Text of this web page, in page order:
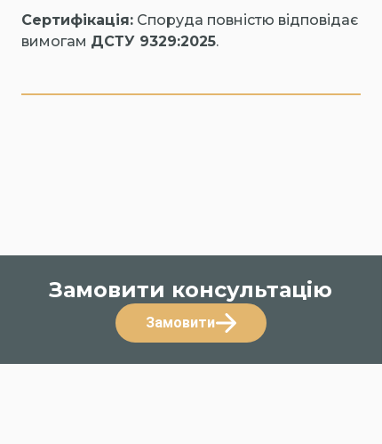
Сертифікація: Споруда повністю відповідає
вимогам ДСТУ 9329:2025.
Замовити консультацію
Замовити